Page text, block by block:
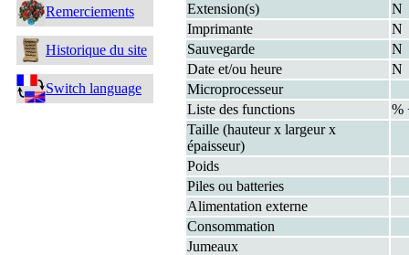
Remerciements
Historique du site
Switch language
Extension(s)
N
Imprimante
N
Sauvegarde
N
Date et/ou heure
N
Microprocesseur
Liste des functions
%
Taille (hauteur x largeur x
épaisseur)
Poids
Piles ou batteries
Alimentation externe
Consommation
Jumeaux